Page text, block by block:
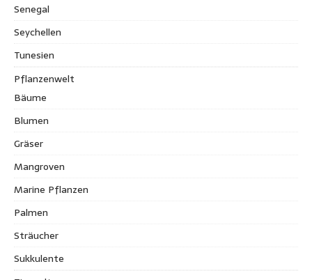
Senegal
Seychellen
Tunesien
Pflanzenwelt
Bäume
Blumen
Gräser
Mangroven
Marine Pflanzen
Palmen
Sträucher
Sukkulente